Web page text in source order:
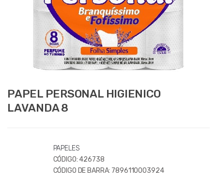
PAPEL PERSONAL HIGIENICO
LAVANDA 8
PAPELES
CÓDIGO: 426738
CÓDIGO DE BARRA: 7896110003924